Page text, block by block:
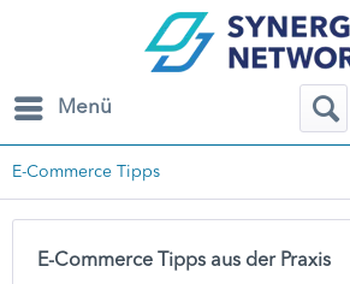
Menü
E-Commerce Tipps
E-Commerce Tipps aus der Praxis